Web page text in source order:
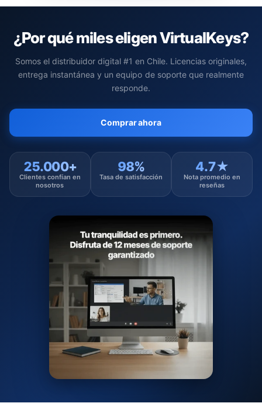
¿Por qué miles eligen VirtualKeys?
Somos el distribuidor digital #1 en Chile. Licencias originales,
entrega instantánea y un equipo de soporte que realmente
responde.
Comprar ahora
25.000+
Clientes confían en
nosotros
98%
Tasa de satisfacción
4.7★
Nota promedio en
reseñas